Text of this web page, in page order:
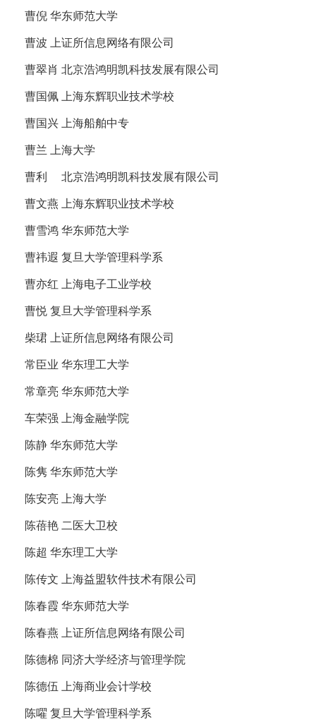
曹倪 华东师范大学
曹波 上证所信息网络有限公司
曹翠肖 北京浩鸿明凯科技发展有限公司
曹国佩 上海东辉职业技术学校
曹国兴 上海船舶中专
曹兰 上海大学
曹利 北京浩鸿明凯科技发展有限公司
曹文燕 上海东辉职业技术学校
曹雪鸿 华东师范大学
曹祎遐 复旦大学管理科学系
曹亦红 上海电子工业学校
曹悦 复旦大学管理科学系
柴珺 上证所信息网络有限公司
常臣业 华东理工大学
常章亮 华东师范大学
车荣强 上海金融学院
陈静 华东师范大学
陈隽 华东师范大学
陈安亮 上海大学
陈蓓艳 二医大卫校
陈超 华东理工大学
陈传文 上海益盟软件技术有限公司
陈春霞 华东师范大学
陈春燕 上证所信息网络有限公司
陈德棉 同济大学经济与管理学院
陈德伍 上海商业会计学校
陈嚁 复旦大学管理科学系